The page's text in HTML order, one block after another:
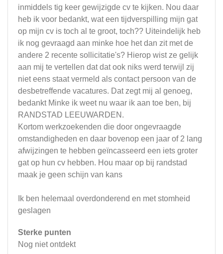
inmiddels tig keer gewijzigde cv te kijken. Nou daar
heb ik voor bedankt, wat een tijdverspilling mijn gat
op mijn cv is toch al te groot, toch?? Uiteindelijk heb
ik nog gevraagd aan minke hoe het dan zit met de
andere 2 recente sollicitatie's? Hierop wist ze gelijk
aan mij te vertellen dat dat ook niks werd terwijl zij
niet eens staat vermeld als contact persoon van de
desbetreffende vacatures. Dat zegt mij al genoeg,
bedankt Minke ik weet nu waar ik aan toe ben, bij
RANDSTAD LEEUWARDEN.
Kortom werkzoekenden die door ongevraagde
omstandigheden en daar bovenop een jaar of 2 lang
afwijzingen te hebben geïncasseerd een iets groter
gat op hun cv hebben. Hou maar op bij randstad
maak je geen schijn van kans
Ik ben helemaal overdonderend en met stomheid
geslagen
Sterke punten
Nog niet ontdekt